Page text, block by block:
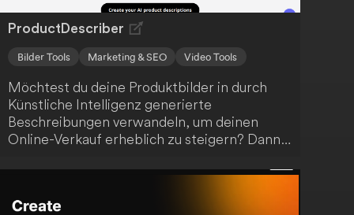
ProductDescriber
Bilder Tools Marketing & SEO Video Tools
Möchtest du deine Produktbilder in durch
Künstliche Intelligenz generierte
Beschreibungen verwandeln, um deinen
Online-Verkauf erheblich zu steigern? Dann
Lösung, um deine Produkte effektiv zu